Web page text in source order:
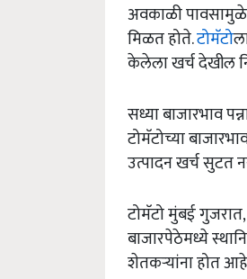
अवकाळी पावसामुळे
मिळत होते.टोमॅटो
केलेला खर्च देखील
सध्या बाजारभाव
टोमॅटोच्या
उत्पादन खर्च
टोमॅटो मुंबई
बाजारपेठेमध्ये
शेतकऱ्यांना होत